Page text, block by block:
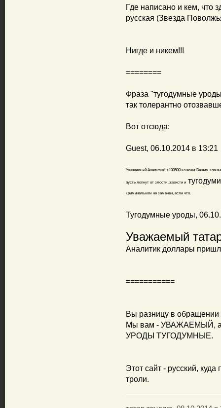
Где написано и кем, что
русская (Звезда
Нигде и никем!!!
========
Фраза "тугодумные
так толерантно
Вот отсюда:
Guest, 06.10.2014 в 13:21
Уважаемый Аналитик! +100500 ко всем Вашим
пусть лопнут от злости ,зависти и
криминальном не замечен, если что.
Тугодумные уроды,
Уважаемый
Аналитик доллары
===========
Вы разницу в обращении
Мы вам - УВАЖАЕМЫЙ, а
УРОДЫ ТУГОДУМНЫЕ.
Этот сайт - русский, куда
троли.